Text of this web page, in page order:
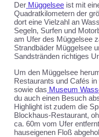
Der Müggelsee ist mit
Quadratkilometern der
dort eine Vielzahl an
Segeln, Surfen und
am Ufer des Müggelsee
Strandbäder Müggelsee
Sandstränden richtiges
Um den Müggelsee
Restaurants und Cafés
sowie das Museum
du auch einen Besuch
Highlight ist zudem die
Blockhaus-Restaurant,
ca. 60m vom Ufer
hauseigenen Floß